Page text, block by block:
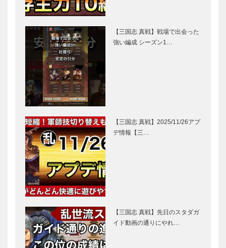
【三国志 真戦】戦場で出会った
強い編成 シーズン1…
【三国志 真戦】2025/11/26アプ
デ情報【三…
【三国志 真戦】先日のスタダガ
イド動画の通りにやれ…